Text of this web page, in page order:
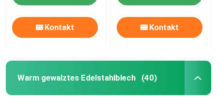
Kontakt Kontakt
Warm gewalztes Edelstahlblech (40)